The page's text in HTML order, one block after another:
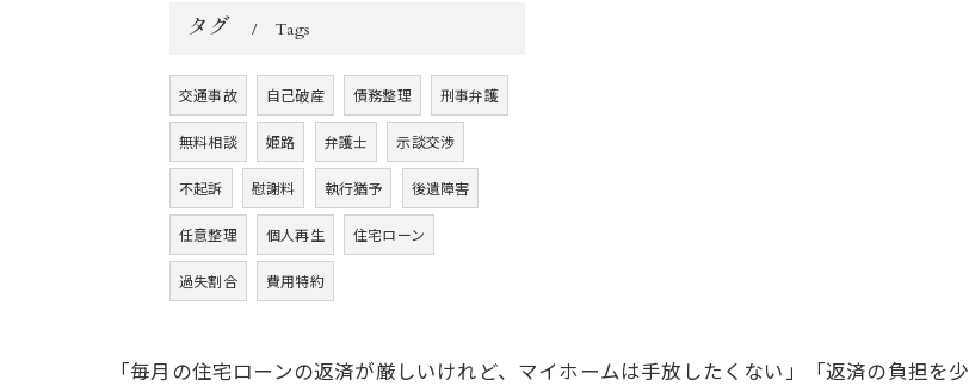
タグ Tags
交通事故 自己破産 債務整理 刑事弁護
無料相談 姫路 弁護士 示談交渉
不起訴 慰謝料 執行猶予 後遺障害
任意整理 個人再生 住宅ローン
過失割合 費用特約
「毎月の住宅ローンの返済が厳しいけれど、マイホームは手放したくない」「返済の負担